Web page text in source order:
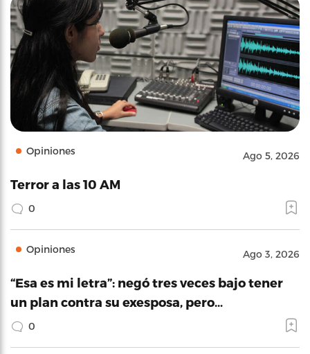
Opiniones Ago 5, 2026
Terror a las 10 AM
0
Opiniones Ago 3, 2026
“Esa es mi letra”: negó tres veces bajo tener
un plan contra su exesposa, pero…
0